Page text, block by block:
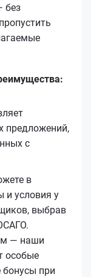
без
предложений,
с
в
и условия у
выбрав
— наши
особые
при